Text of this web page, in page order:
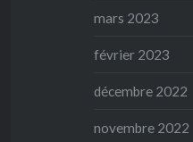
mars 2023
février 2023
décembre 2022
novembre 2022